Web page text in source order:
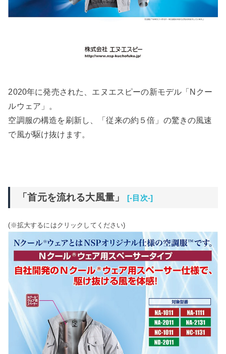
2020年に発売された、エヌエスピーの新モデル「Nクー
ルウェア」。
空調服の構造を刷新し、「従来の約５倍」の驚きの風速
で風が駆け抜けます。
「首元を流れる大風量」 [-目次-]
(※拡大するにはクリックしてください)